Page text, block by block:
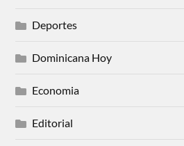
Deportes
Dominicana Hoy
Economia
Editorial